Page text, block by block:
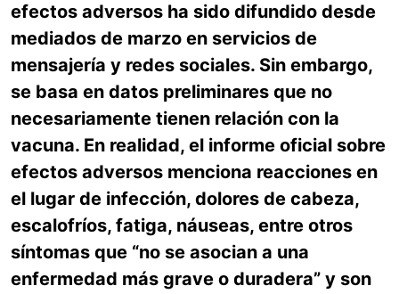
efectos adversos ha sido difundido desde
mediados de marzo en servicios de
mensajería y redes sociales. Sin embargo,
se basa en datos preliminares que no
necesariamente tienen relación con la
vacuna. En realidad, el informe oficial sobre
efectos adversos menciona reacciones en
el lugar de infección, dolores de cabeza,
escalofríos, fatiga, náuseas, entre otros
síntomas que “no se asocian a una
enfermedad más grave o duradera” y son